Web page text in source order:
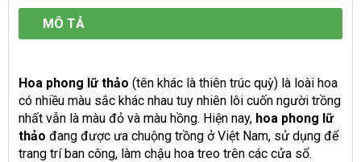
MÔ TẢ
Hoa phong lữ thảo (tên khác là thiên trúc quỳ) là loài hoa
có nhiều màu sắc khác nhau tuy nhiên lôi cuốn người trồng
nhất vẫn là màu đỏ và màu hồng. Hiện nay, hoa phong lữ
thảo đang được ưa chuộng trồng ở Việt Nam, sử dụng để
trang trí ban công, làm chậu hoa treo trên các cửa sổ.